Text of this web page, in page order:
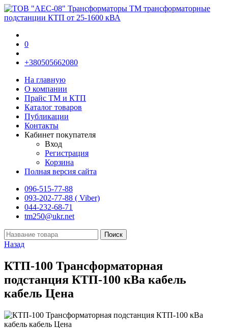
0
+380505662080
На главную
О компании
Прайс TM и КТП
Каталог товаров
Публикации
Контакты
Кабинет покупателя
Вход
Регистрация
Корзина
Полная версия сайта
096-515-77-88
093-202-77-88 ( Viber)
044-232-68-71
tm250@ukr.net
Назад
КТП-100 Трансформаторная
подстанция КТП-100 кВа кабель
кабель Цена